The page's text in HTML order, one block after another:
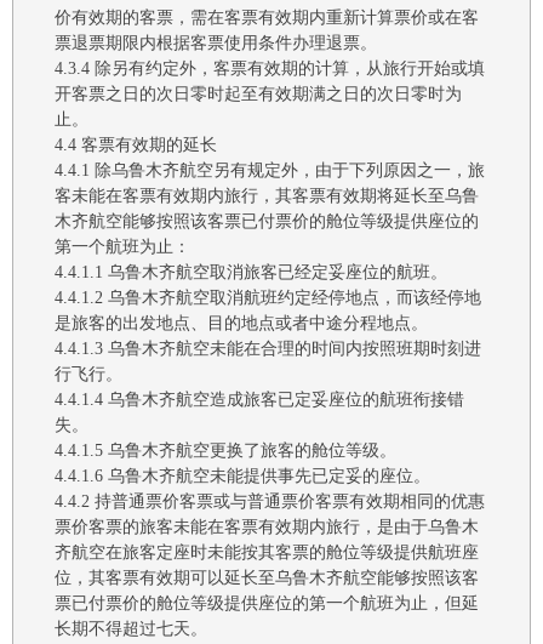
价有效期的客票，需在客票有效期内重新计算票价或在客
票退票期限内根据客票使用条件办理退票。
4.3.4 除另有约定外，客票有效期的计算，从旅行开始或填
开客票之日的次日零时起至有效期满之日的次日零时为
止。
4.4 客票有效期的延长
4.4.1 除乌鲁木齐航空另有规定外，由于下列原因之一，旅
客未能在客票有效期内旅行，其客票有效期将延长至乌鲁
木齐航空能够按照该客票已付票价的舱位等级提供座位的
第一个航班为止：
4.4.1.1 乌鲁木齐航空取消旅客已经定妥座位的航班。
4.4.1.2 乌鲁木齐航空取消航班约定经停地点，而该经停地
是旅客的出发地点、目的地点或者中途分程地点。
4.4.1.3 乌鲁木齐航空未能在合理的时间内按照班期时刻进
行飞行。
4.4.1.4 乌鲁木齐航空造成旅客已定妥座位的航班衔接错
失。
4.4.1.5 乌鲁木齐航空更换了旅客的舱位等级。
4.4.1.6 乌鲁木齐航空未能提供事先已定妥的座位。
4.4.2 持普通票价客票或与普通票价客票有效期相同的优惠
票价客票的旅客未能在客票有效期内旅行，是由于乌鲁木
齐航空在旅客定座时未能按其客票的舱位等级提供航班座
位，其客票有效期可以延长至乌鲁木齐航空能够按照该客
票已付票价的舱位等级提供座位的第一个航班为止，但延
长期不得超过七天。